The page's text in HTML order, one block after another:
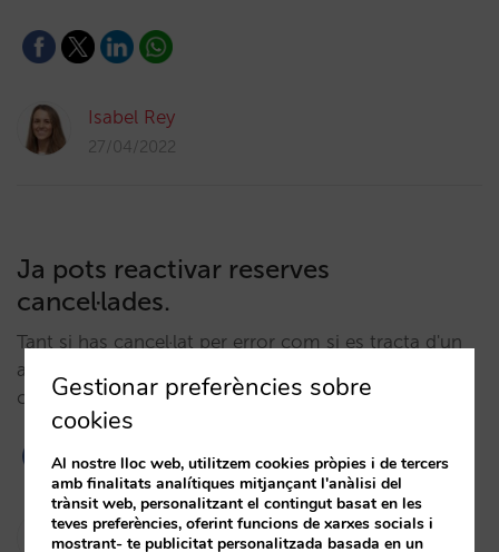
Isabel Rey
27/04/2022
Ja pots reactivar reserves
cancel·lades.
Tant si has cancel·lat per error com si es tracta d'un
acord amb el client, ara ja pots reactivar les reserves
cancel·lades a través de l'extranet.…
César López
Gestionar preferències sobre
cookies
Al nostre lloc web, utilitzem cookies pròpies i de tercers
amb finalitats analítiques mitjançant l'anàlisi del
trànsit web, personalitzant el contingut basat en les
teves preferències, oferint funcions de xarxes socials i
mostrant- te publicitat personalitzada basada en un